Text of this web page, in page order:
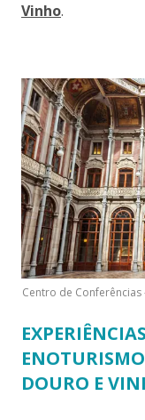
Vinho.
Centro de Conferências
DOURO E